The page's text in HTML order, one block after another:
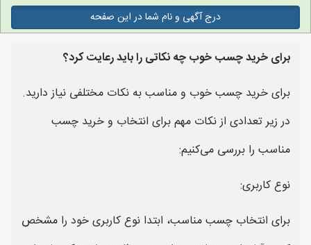
درج آگهی و نام شما در این صفحه
برای خرید چسب خوب چه نکاتی را باید رعایت کرد؟
برای خرید چسب خوب و مناسب به نکات مختلفی نیاز دارید.
در زیر تعدادی از نکات مهم برای انتخاب و خرید چسب
مناسب را بررسی می‌کنیم:
نوع کاربری:
برای انتخاب چسب مناسب، ابتدا نوع کاربری خود را مشخص